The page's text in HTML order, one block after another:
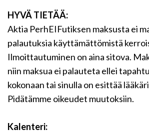
HYVÄ TIETÄÄ:
Aktia PerhEIFutiksen maksusta ei
palautuksia käyttämättömistä
Ilmoittautuminen on aina sitova.
niin maksua ei palauteta ellei
kokonaan tai sinulla on esittää
Pidätämme oikeudet muutoksiin.
Kalenteri: